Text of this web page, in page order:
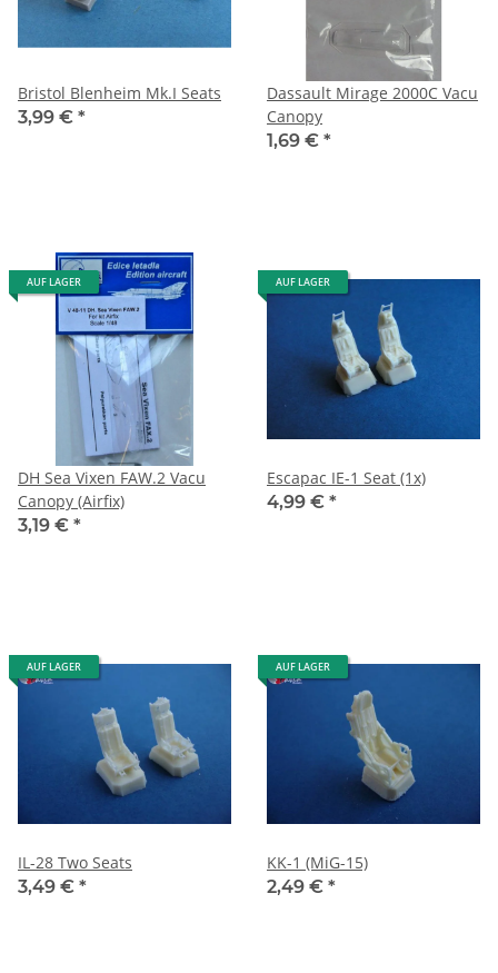
Bristol Blenheim Mk.I Seats
3,99 € *
Dassault Mirage 2000C Vacu
Canopy
1,69 € *
AUF LAGER
DH Sea Vixen FAW.2 Vacu
Canopy (Airfix)
3,19 € *
AUF LAGER
Escapac IE-1 Seat (1x)
4,99 € *
AUF LAGER
IL-28 Two Seats
3,49 € *
AUF LAGER
KK-1 (MiG-15)
2,49 € *